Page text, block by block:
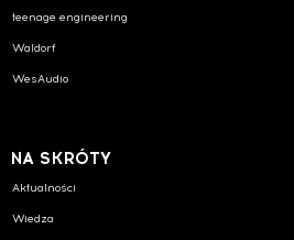
teenage engineering
Waldorf
WesAudio
NA SKRÓTY
Aktualności
Wiedza